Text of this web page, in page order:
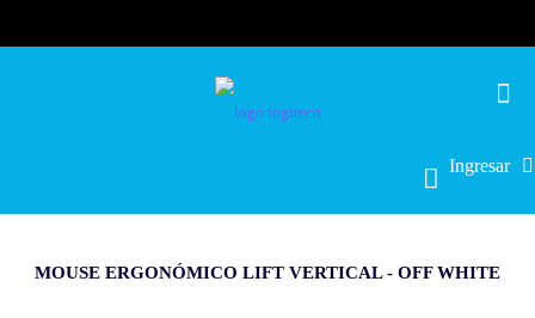
Ingresar
MOUSE ERGONÓMICO LIFT VERTICAL - OFF WHITE